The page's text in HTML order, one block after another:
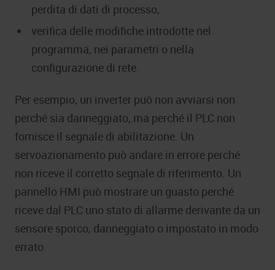
perdita di dati di processo,
verifica delle modifiche introdotte nel
programma, nei parametri o nella
configurazione di rete.
Per esempio, un inverter può non avviarsi non
perché sia danneggiato, ma perché il PLC non
fornisce il segnale di abilitazione. Un
servoazionamento può andare in errore perché
non riceve il corretto segnale di riferimento. Un
pannello HMI può mostrare un guasto perché
riceve dal PLC uno stato di allarme derivante da un
sensore sporco, danneggiato o impostato in modo
errato.